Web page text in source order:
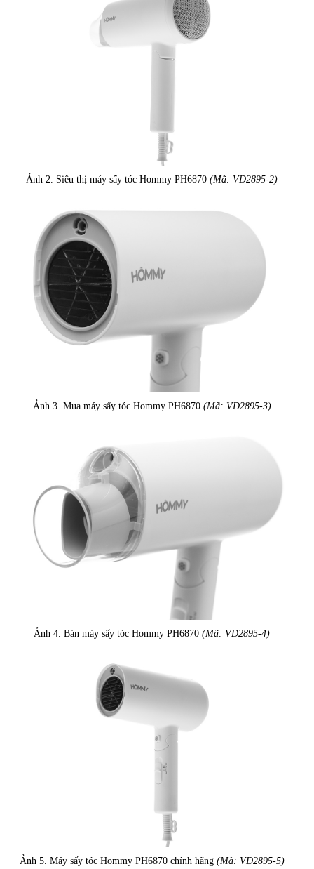
Ảnh 2. Siêu thị máy sấy tóc Hommy PH6870 (Mã: VD2895-2)
Ảnh 3. Mua máy sấy tóc Hommy PH6870 (Mã: VD2895-3)
Ảnh 4. Bán máy sấy tóc Hommy PH6870 (Mã: VD2895-4)
Ảnh 5. Máy sấy tóc Hommy PH6870 chính hãng (Mã: VD2895-5)